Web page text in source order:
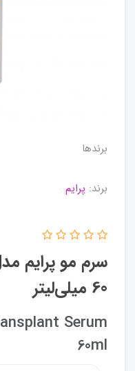
برندها
برند: پرایم
60 میلی‌لیتر
Serum
60ml